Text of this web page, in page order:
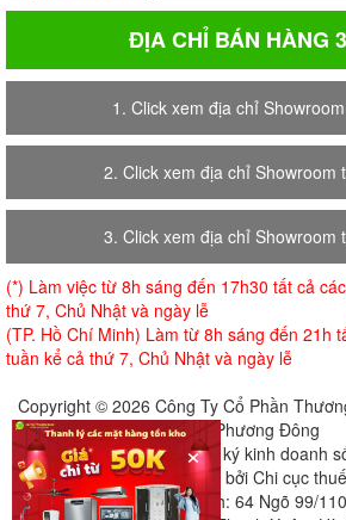
ĐỊA CHỈ BÁN HÀNG
1. Click xem địa chỉ
2. Click xem địa chỉ Showroom
3. Click xem địa chỉ Showroom
(*) Làm việc từ 8h sáng đến 17h30 tất cả
thứ 7, Chủ Nhật và ngày lễ
(TP. Hồ Chí Minh) Làm từ 8h sáng đến 21h
tuần kể cả thứ 7, Chủ Nhật và ngày lễ
Copyright © 2026 Công Ty Cổ Phần
Phương Đông
Giấy chứng nhận đăng ký kinh doanh
Cấp ngày 18-07-2018 bởi Chi cục
Địa chỉ đăng ký trụ sở chính: 64 Ngõ 99/
×